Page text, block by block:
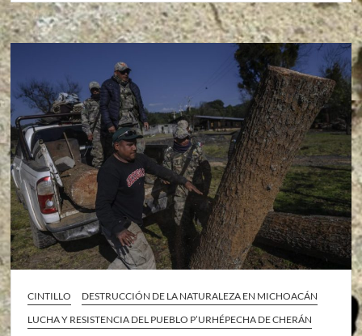
CINTILLO
DESTRUCCIÓN DE LA NATURALEZA EN MICHOACÁN
LUCHA Y RESISTENCIA DEL PUEBLO P’URHÉPECHA DE CHERÁN